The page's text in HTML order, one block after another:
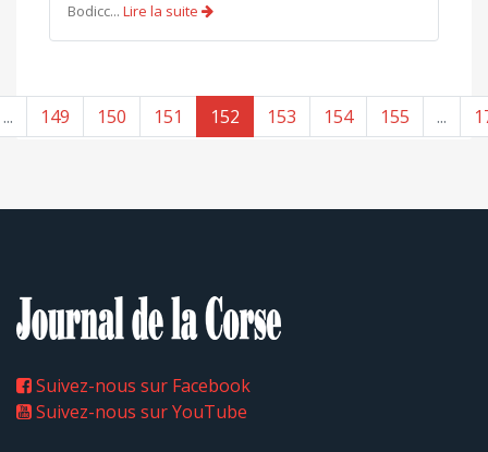
Bodicc... Lire la suite
... 149 150 151 152 153 154 155 ...
Suivez-nous sur Facebook
Suivez-nous sur YouTube